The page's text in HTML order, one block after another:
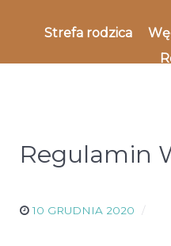
Strefa rodzica
Regulamin
10 GRUDNIA 2020